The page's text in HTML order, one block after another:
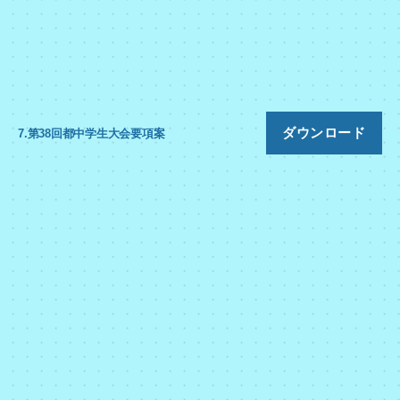
7.第38回都中学生大会要項案 ダウンロード